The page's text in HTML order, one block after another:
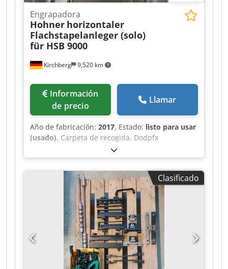
Kirchberg 9,520 km
Engrapadora
Hohner horizontaler
Flachstapelanleger (solo)
für HSB 9000
de precio
Llamar
Año de fabricación: 2017, Estado: listo para usar
(usado), Carpeta de recogida. Dodpfx
Agjlucypskokr Alimentador horizontal de pilas
planas Hohner (solo) para HSB 9000.
Clasificado